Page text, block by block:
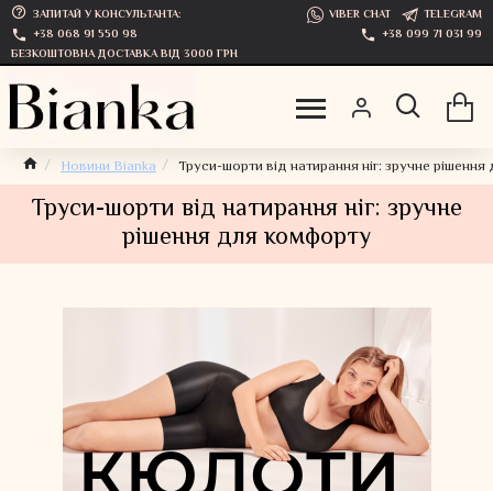
ЗАПИТАЙ У КОНСУЛЬТАНТА: VIBER CHAT
TELEGRAM
+38 068 91 550 98
+38 099 71 031 99
БЕЗКОШТОВНА ДОСТАВКА ВІД 3000 ГРН
Новини Bianka Труси-шорти від натирання ніг: зручне
Труси-шорти від натирання ніг: зручне
рішення для комфорту